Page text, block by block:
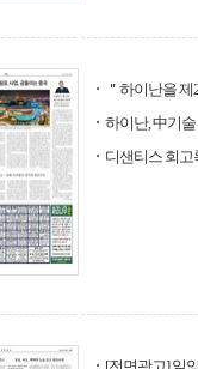
＂하이난을
하이난, 中기
디샌티스 회고